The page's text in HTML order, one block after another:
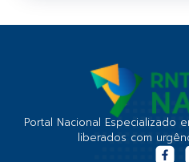
Portal Nacional Especializado
liberados com